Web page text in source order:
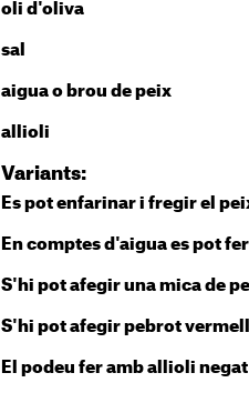
oli d'oliva
sal
aigua o brou de peix
allioli
Variants:
Es pot enfarinar i fregir el
En comptes d'aigua es pot
S'hi pot afegir una mica de
S'hi pot afegir pebrot
El podeu fer amb allioli negat